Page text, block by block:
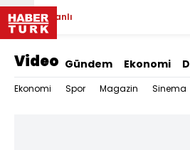
Canlı
Video Gündem Ekonomi
Ekonomi Spor Magazin Sinema